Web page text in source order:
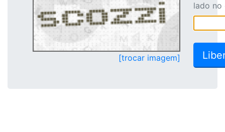
[trocar imagem]
lado no